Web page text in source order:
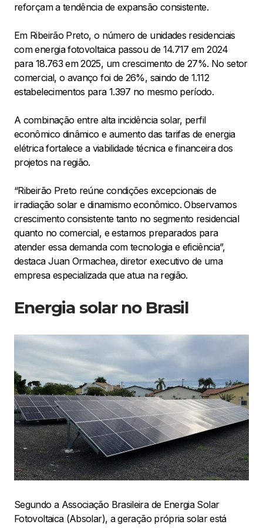
reforçam a tendência de expansão consistente.
Em Ribeirão Preto, o número de unidades residenciais
com energia fotovoltaica passou de 14.717 em 2024
para 18.763 em 2025, um crescimento de 27%. No setor
comercial, o avanço foi de 26%, saindo de 1.112
estabelecimentos para 1.397 no mesmo período.
A combinação entre alta incidência solar, perfil
econômico dinâmico e aumento das tarifas de energia
elétrica fortalece a viabilidade técnica e financeira dos
projetos na região.
“Ribeirão Preto reúne condições excepcionais de
irradiação solar e dinamismo econômico. Observamos
crescimento consistente tanto no segmento residencial
quanto no comercial, e estamos preparados para
atender essa demanda com tecnologia e eficiência”,
destaca Juan Ormachea, diretor executivo de uma
empresa especializada que atua na região.
Energia solar no Brasil
Segundo a Associação Brasileira de Energia Solar
Fotovoltaica (Absolar), a geração própria solar está